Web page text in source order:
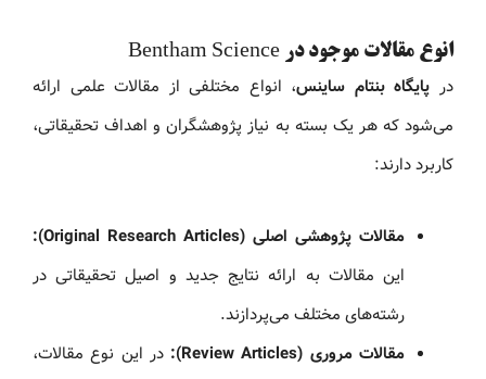
انوع مقالات موجود در Bentham Science
در پایگاه بنتام ساینس، انواع مختلفی از مقالات علمی ارائه
می‌شود که هر یک بسته به نیاز پژوهشگران و اهداف تحقیقاتی،
کاربرد دارند:
مقالات پژوهشی اصلی (Original Research Articles):
این مقالات به ارائه نتایج جدید و اصیل تحقیقاتی در
رشته‌های مختلف می‌پردازند.
مقالات مروری (Review Articles):
در این نوع مقالات،